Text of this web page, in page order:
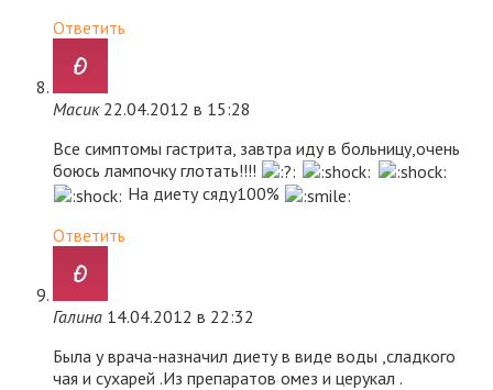
Ответить
Масик 22.04.2012 в 15:28
Все симптомы гастрита, завтра иду в больницу,очень
боюсь лампочку глотать!!!!
На диету сяду100%
Ответить
Галина 14.04.2012 в 22:32
Была у врача-назначил диету в виде воды ,сладкого
чая и сухарей .Из препаратов омез и церукал .